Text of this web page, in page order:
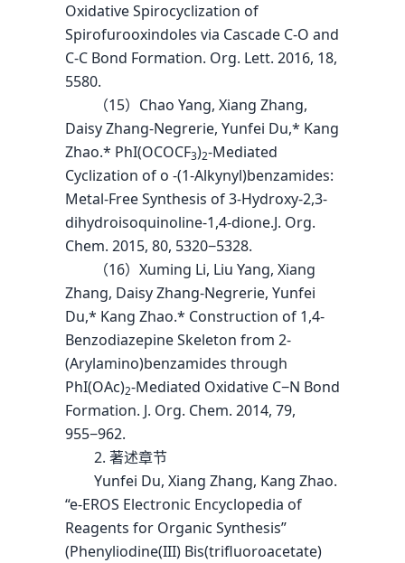
Oxidative Spirocyclization of
Spirofurooxindoles via Cascade C-O and
C-C Bond Formation. Org. Lett. 2016, 18,
5580.
（15）Chao Yang, Xiang Zhang,
Daisy Zhang-Negrerie, Yunfei Du,* Kang
Zhao.* PhI(OCOCF3)2-Mediated
Cyclization of o -(1-Alkynyl)benzamides:
Metal-Free Synthesis of 3-Hydroxy-2,3-
dihydroisoquinoline-1,4-dione.J. Org.
Chem. 2015, 80, 5320−5328.
（16）Xuming Li, Liu Yang, Xiang
Zhang, Daisy Zhang-Negrerie, Yunfei
Du,* Kang Zhao.* Construction of 1,4-
Benzodiazepine Skeleton from 2-
(Arylamino)benzamides through
PhI(OAc)2-Mediated Oxidative C−N Bond
Formation. J. Org. Chem. 2014, 79,
955−962.
2. 著述章节
Yunfei Du, Xiang Zhang, Kang Zhao.
“e-EROS Electronic Encyclopedia of
Reagents for Organic Synthesis”
(Phenyliodine(III) Bis(trifluoroacetate)